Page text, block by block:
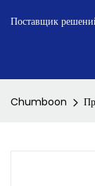
Поставщик
Chumboon